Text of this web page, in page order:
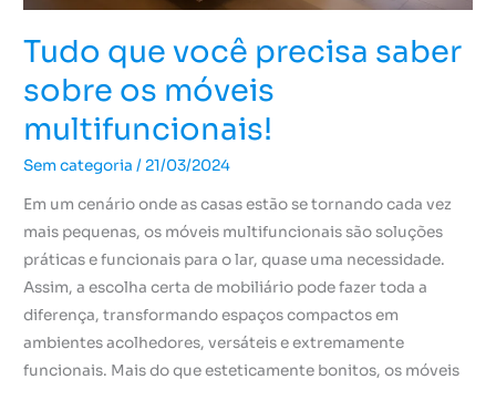
Tudo que você precisa saber
sobre os móveis
multifuncionais!
Sem categoria / 21/03/2024
Em um cenário onde as casas estão se tornando cada vez
mais pequenas, os móveis multifuncionais são soluções
práticas e funcionais para o lar, quase uma necessidade.
Assim, a escolha certa de mobiliário pode fazer toda a
diferença, transformando espaços compactos em
ambientes acolhedores, versáteis e extremamente
funcionais. Mais do que esteticamente bonitos, os móveis